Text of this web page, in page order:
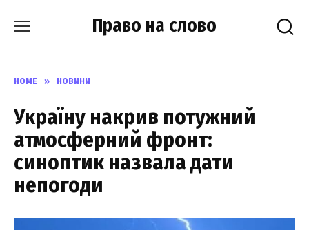
Право на слово
HOME » НОВИНИ
Україну накрив потужний
атмосферний фронт:
синоптик назвала дати
непогоди